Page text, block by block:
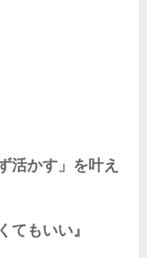
活かす」を叶え
てもいい』